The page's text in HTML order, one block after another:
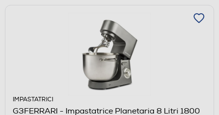
IMPASTATRICI
G3FERRARI - Impastatrice Planetaria 8 Litri 1800